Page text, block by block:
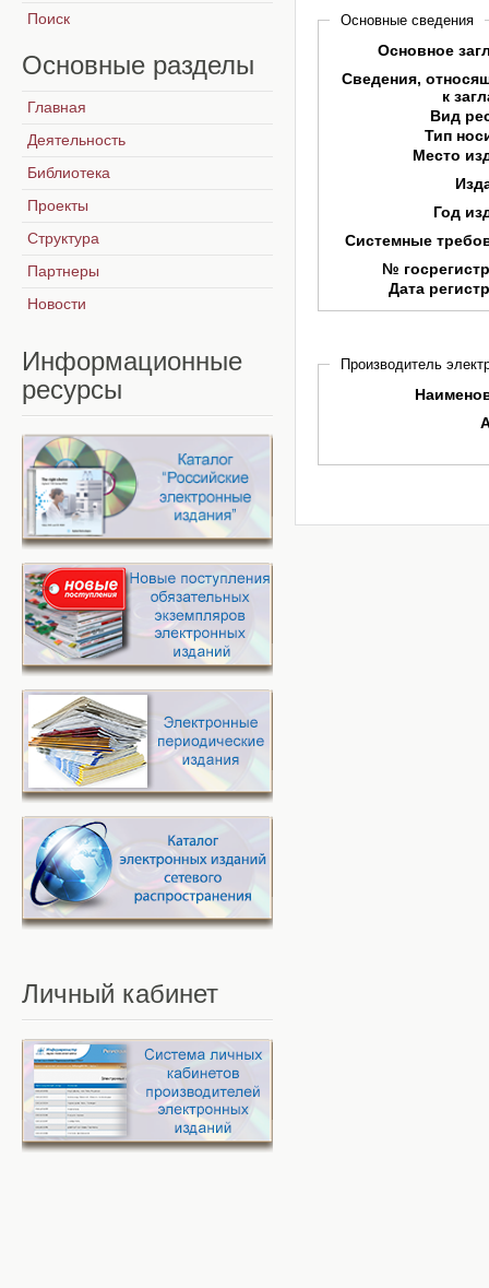
Основные сведения
Основное
Сведения,
к
Вид
Тип
Место
Год
Системные
№
Дата
Производитель
Поиск
Основные разделы
Главная
Деятельность
Библиотека
Проекты
Структура
Партнеры
Новости
Информационные
ресурсы
Личный кабинет